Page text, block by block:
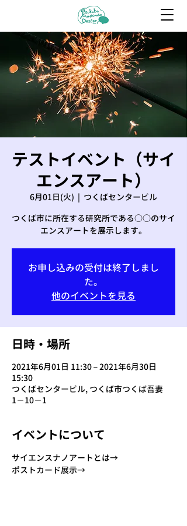
テストイベント（サイ
エンスアート）
6月01日(火)
  |
つくばセンタービル
つくば市に所在する研究所である○○のサイ
エンスアートを展示します。
お申し込みの受付は終了しまし
た。
他のイベントを見る
日時・場所
2021年6月01日 11:30 – 2021年6月30日
15:30
つくばセンタービル, つくば市つくば吾妻
1−10−1
イベントについて
サイエンスナノアートとは→
ポストカード展示→